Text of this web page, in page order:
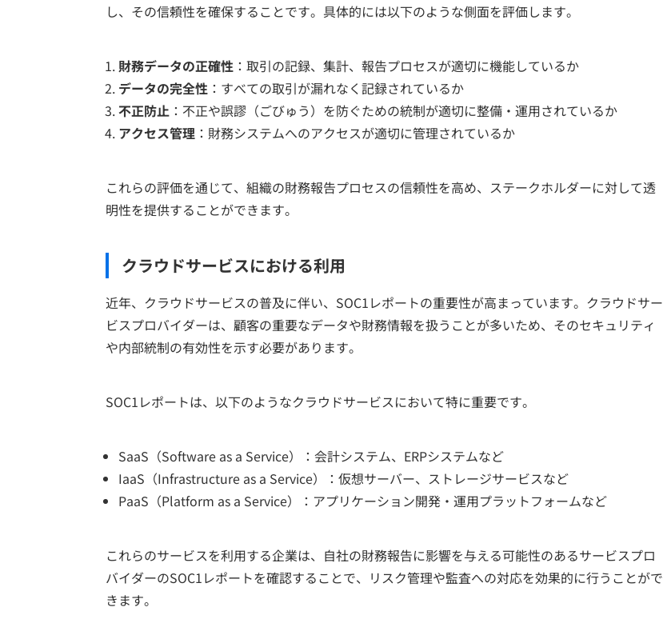
し、その信頼性を確保することです。具体的には以下のような側面を評価します。
財務データの正確性 ：取引の記録、集計、報告プロセスが適切に機能しているか
データの完全性 ：すべての取引が漏れなく記録されているか
不正防止 ：不正や誤謬（ごびゅう）を防ぐための統制が適切に整備・運用されているか
アクセス管理 ：財務システムへのアクセスが適切に管理されているか
これらの評価を通じて、組織の財務報告プロセスの信頼性を高め、ステークホルダーに対して透
明性を提供することができます。
クラウドサービスにおける利用
近年、クラウドサービスの普及に伴い、SOC1レポートの重要性が高まっています。クラウドサー
ビスプロバイダーは、顧客の重要なデータや財務情報を扱うことが多いため、そのセキュリティ
や内部統制の有効性を示す必要があります。
SOC1レポートは、以下のようなクラウドサービスにおいて特に重要です。
SaaS（Software as a Service）：会計システム、ERPシステムなど
IaaS（Infrastructure as a Service）：仮想サーバー、ストレージサービスなど
PaaS（Platform as a Service）：アプリケーション開発・運用プラットフォームなど
これらのサービスを利用する企業は、自社の財務報告に影響を与える可能性のあるサービスプロ
バイダーのSOC1レポートを確認することで、リスク管理や監査への対応を効果的に行うことがで
きます。